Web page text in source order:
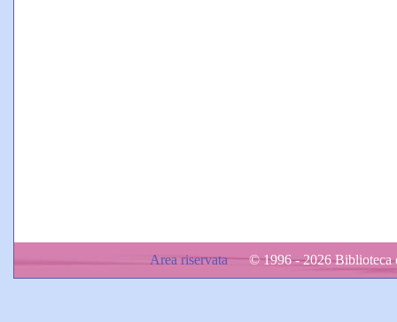
Area riservata© 1996 - 2026 Biblioteca